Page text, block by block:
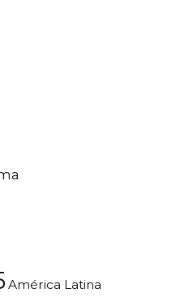
América Latina